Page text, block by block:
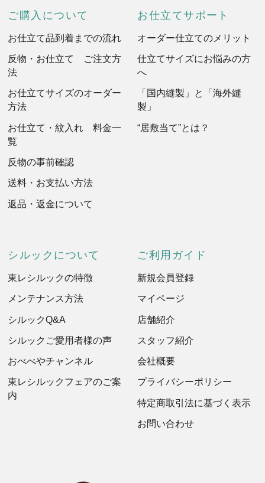
ご購入について
お仕立て品到着までの流れ
反物・お仕立て ご注文方
法
お仕立てサイズのオーダー
方法
お仕立て・紋入れ 料金一
覧
反物の事前確認
送料・お支払い方法
返品・返金について
お仕立てサポート
オーダー仕立てのメリット
仕立てサイズにお悩みの方
へ
「国内縫製」と「海外縫
製」
“居敷当て”とは？
シルックについて
東レシルックの特徴
メンテナンス方法
シルックQ&A
シルックご愛用者様の声
おべべやチャンネル
東レシルックフェアのご案
内
ご利用ガイド
新規会員登録
マイページ
店舗紹介
スタッフ紹介
会社概要
プライバシーポリシー
特定商取引法に基づく表示
お問い合わせ